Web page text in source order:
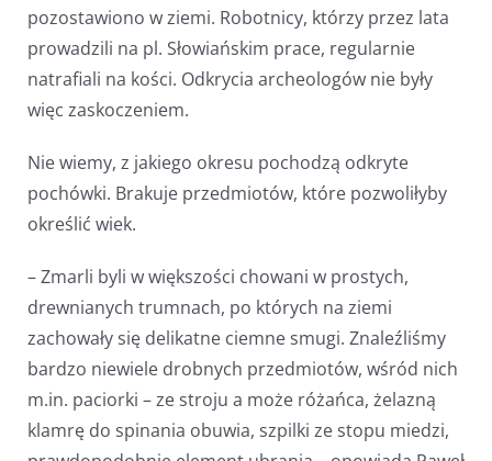
pozostawiono w ziemi. Robotnicy, którzy przez lata
prowadzili na pl. Słowiańskim prace, regularnie
natrafiali na kości. Odkrycia archeologów nie były
więc zaskoczeniem.
Nie wiemy, z jakiego okresu pochodzą odkryte
pochówki. Brakuje przedmiotów, które pozwoliłyby
określić wiek.
– Zmarli byli w większości chowani w prostych,
drewnianych trumnach, po których na ziemi
zachowały się delikatne ciemne smugi. Znaleźliśmy
bardzo niewiele drobnych przedmiotów, wśród nich
m.in. paciorki – ze stroju a może różańca, żelazną
klamrę do spinania obuwia, szpilki ze stopu miedzi,